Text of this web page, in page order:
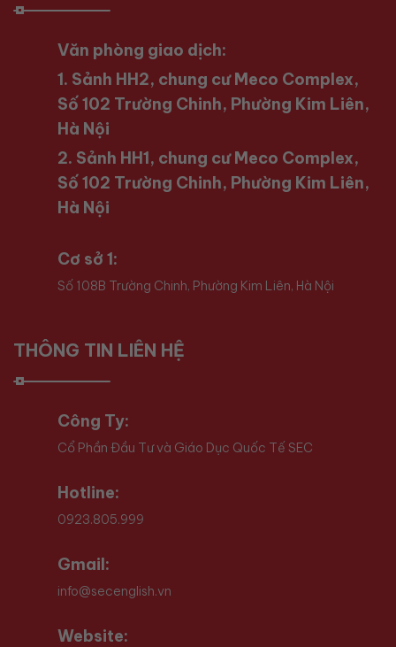
Văn phòng giao dịch:
1. Sảnh HH2, chung cư Meco Complex,
Số 102 Trường Chinh, Phường Kim Liên,
Hà Nội
2. Sảnh HH1, chung cư Meco Complex,
Số 102 Trường Chinh, Phường Kim Liên,
Hà Nội
Cơ sở 1:
Số 108B Trường Chinh, Phường Kim Liên, Hà Nội
THÔNG TIN LIÊN HỆ
Công Ty:
Cổ Phần Đầu Tư và Giáo Dục Quốc Tế SEC
Hotline:
0923.805.999
Gmail:
info@secenglish.vn
Website: